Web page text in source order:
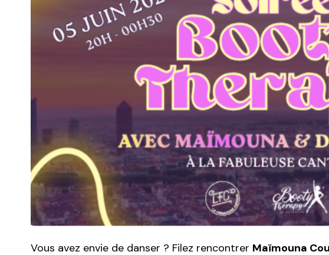
Vous avez envie de danser ? Filez rencontrer Maïmouna